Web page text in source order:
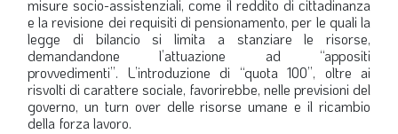
misure socio-assistenziali, come il reddito di cittadinanza
e la revisione dei requisiti di pensionamento, per le quali la
legge di bilancio si limita a stanziare le risorse,
demandandone l’attuazione ad “appositi
provvedimenti”. L’introduzione di “quota 100”, oltre ai
risvolti di carattere sociale, favorirebbe, nelle previsioni del
governo, un turn over delle risorse umane e il ricambio
della forza lavoro.